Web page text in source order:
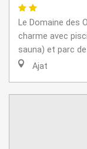
Le Domaine des
charme avec
sauna) et parc
Ajat